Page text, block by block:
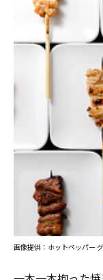
画像提供：ホットペッパー